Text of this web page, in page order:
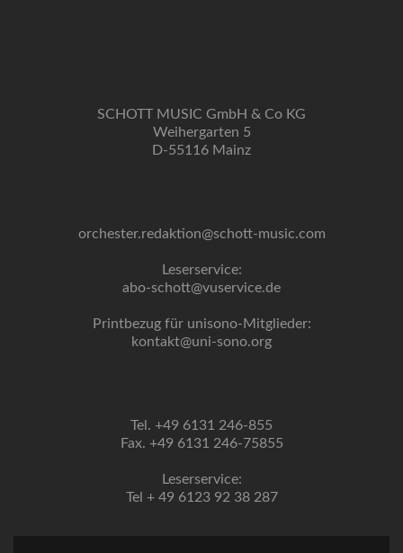
SCHOTT MUSIC GmbH & Co KG
Weihergarten 5
D-55116 Mainz
orchester.redaktion@schott-music.com
Leserservice:
abo-schott@vuservice.de
Printbezug für unisono-Mitglieder:
kontakt@uni-sono.org
Tel. +49 6131 246-855
Fax. +49 6131 246-75855
Leserservice:
Tel + 49 6123 92 38 287